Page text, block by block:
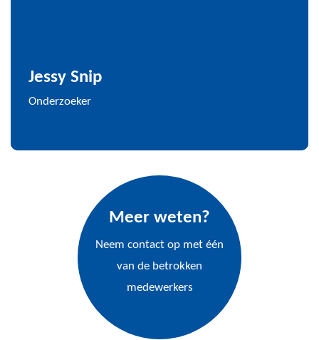
Jessy Snip
Onderzoeker
Meer weten?
Neem contact op met één
van de betrokken
medewerkers